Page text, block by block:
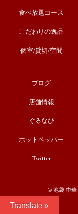
食べ放題コース
こだわりの逸品
個室/貸切/空間
ブログ
店舗情報
ぐるなび
ホットペッパー
Twitter
©︎ 池袋 中華
Translate »